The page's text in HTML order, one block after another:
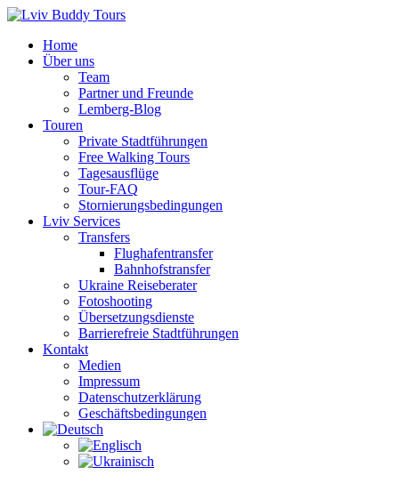
Zum
springenHome
Über uns
Team
Partner und Freunde
Lemberg-Blog
Touren
Private Stadtführungen
Free Walking Tours
Tagesausflüge
Tour-FAQ
Stornierungsbedingungen
Lviv Services
Transfers
Flughafentransfer
Bahnhofstransfer
Ukraine Reiseberater
Fotoshooting
Übersetzungsdienste
Barrierefreie Stadtführungen
Kontakt
Medien
Impressum
Datenschutzerklärung
Geschäftsbedingungen